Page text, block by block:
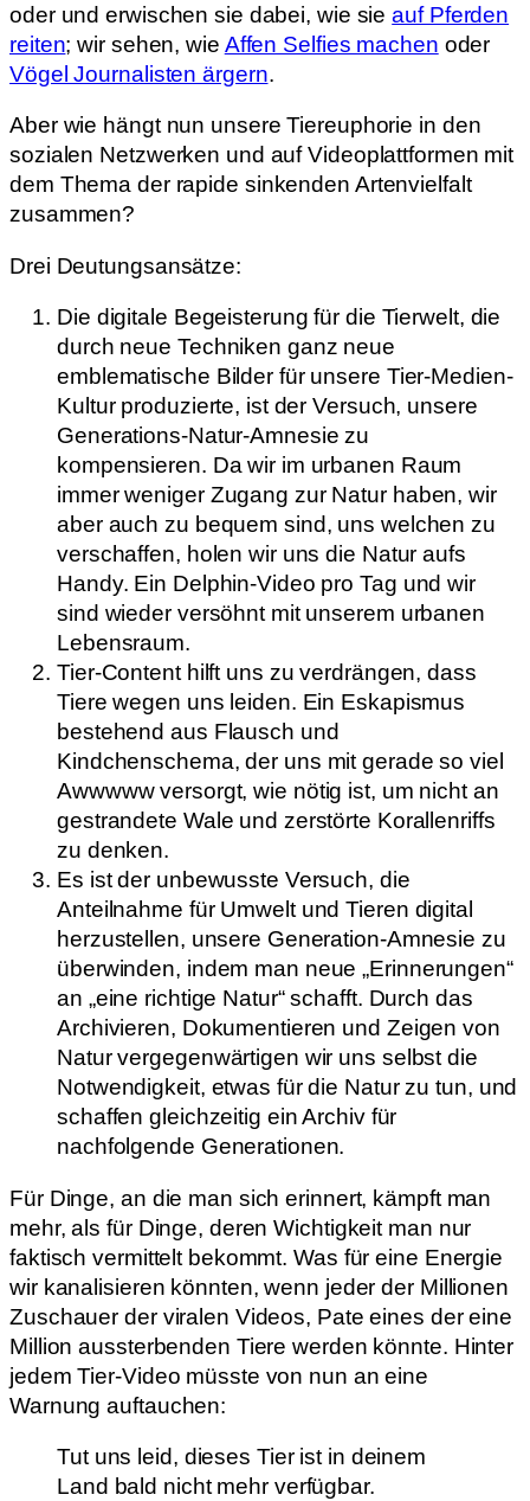
oder und erwischen sie dabei, wie sieauf Pferden
reiten; wir sehen, wie Affen Selfies machen oder
Vögel Journalisten ärgern.
Aber wie hängt nun unsere Tiereuphorie in den
sozialen Netzwerken und auf Videoplattformen mit
dem Thema der rapide sinkenden Artenvielfalt
zusammen?
Drei Deutungsansätze:
Die digitale Begeisterung für die Tierwelt, die
durch neue Techniken ganz neue
emblematische Bilder für unsere Tier-Medien-
Kultur produzierte, ist der Versuch, unsere
Generations-Natur-Amnesie zu
kompensieren. Da wir im urbanen Raum
immer weniger Zugang zur Natur haben, wir
aber auch zu bequem sind, uns welchen zu
verschaffen, holen wir uns die Natur aufs
Handy. Ein Delphin-Video pro Tag und wir
sind wieder versöhnt mit unserem urbanen
Lebensraum.
Tier-Content hilft uns zu verdrängen, dass
Tiere wegen uns leiden. Ein Eskapismus
bestehend aus Flausch und
Kindchenschema, der uns mit gerade so viel
Awwwww versorgt, wie nötig ist, um nicht an
gestrandete Wale und zerstörte Korallenriffs
zu denken.
Es ist der unbewusste Versuch, die
Anteilnahme für Umwelt und Tieren digital
herzustellen, unsere Generation-Amnesie zu
überwinden, indem man neue „Erinnerungen“
an „eine richtige Natur“ schafft. Durch das
Archivieren, Dokumentieren und Zeigen von
Natur vergegenwärtigen wir uns selbst die
Notwendigkeit, etwas für die Natur zu tun, und
schaffen gleichzeitig ein Archiv für
nachfolgende Generationen.
Für Dinge, an die man sich erinnert, kämpft man
mehr, als für Dinge, deren Wichtigkeit man nur
faktisch vermittelt bekommt. Was für eine Energie
wir kanalisieren könnten, wenn jeder der Millionen
Zuschauer der viralen Videos, Pate eines der eine
Million aussterbenden Tiere werden könnte. Hinter
jedem Tier-Video müsste von nun an eine
Warnung auftauchen:
Tut uns leid, dieses Tier ist in deinem
Land bald nicht mehr verfügbar.